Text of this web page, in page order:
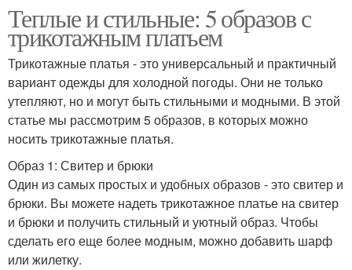
Теплые и стильные: 5 образов с
трикотажным платьем
Трикотажные платья - это универсальный и практичный
вариант одежды для холодной погоды. Они не только
утепляют, но и могут быть стильными и модными. В этой
статье мы рассмотрим 5 образов, в которых можно
носить трикотажные платья.
Образ 1: Свитер и брюки
Один из самых простых и удобных образов - это свитер и
брюки. Вы можете надеть трикотажное платье на свитер
и брюки и получить стильный и уютный образ. Чтобы
сделать его еще более модным, можно добавить шарф
или жилетку.